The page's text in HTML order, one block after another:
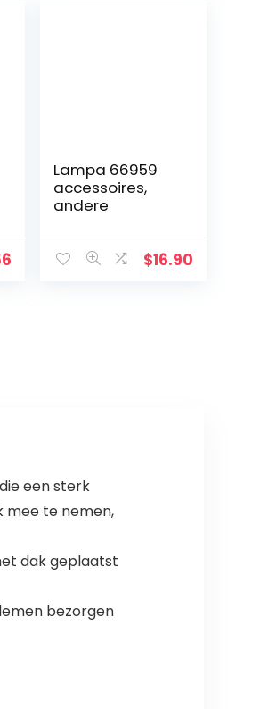
Lampa 66959
accessoires,
andere
$16.90
een sterk
mee te nemen,
dak geplaatst
bezorgen